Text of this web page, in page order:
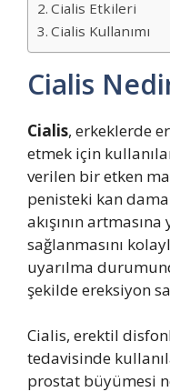
Cialis Etkileri
Cialis Kullanımı
Cialis
Cialis, erkeklerde
etmek için
verilen bir etken
penisteki kan
akışının
sağlanmasını
uyarılma
şekilde ereksiyon
Cialis, erektil
tedavisinde
prostat büyümesi